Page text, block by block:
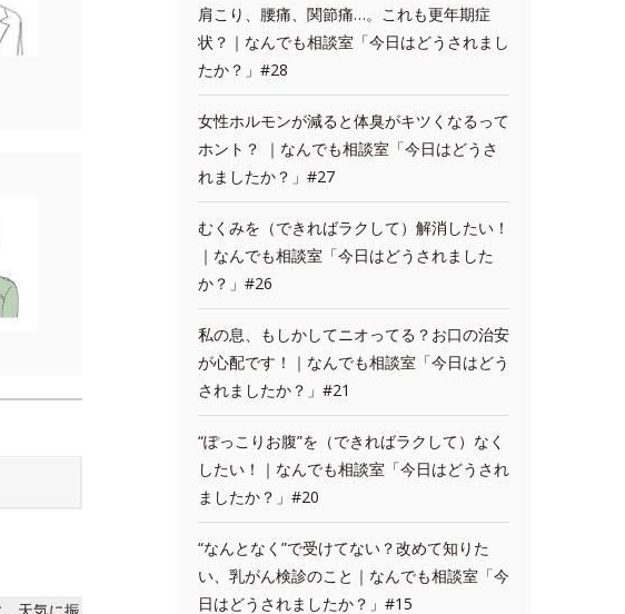
肩こり、腰痛、関節痛…。これも更年期症
状？｜なんでも相談室「今日はどうされまし
たか？」#28
女性ホルモンが減ると体臭がキツくなるって
ホント？ ｜なんでも相談室「今日はどうさ
れましたか？」#27
むくみを（できればラクして）解消したい！
｜なんでも相談室「今日はどうされました
か？」#26
私の息、もしかしてニオってる？お口の治安
が心配です！｜なんでも相談室「今日はどう
されましたか？」#21
“ぽっこりお腹”を（できればラクして）なく
したい！｜なんでも相談室「今日はどうされ
ましたか？」#20
“なんとなく”で受けてない？改めて知りた
い、乳がん検診のこと｜なんでも相談室「今
日はどうされましたか？」#15